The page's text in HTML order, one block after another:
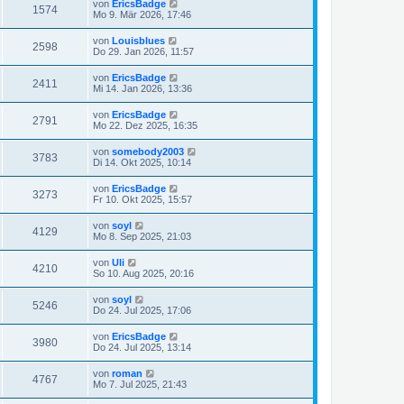
1574 von EricsBadge
Mo 9. Mär 2026, 17:46
2598 von Louisblues
Do 29. Jan 2026, 11:57
2411 von EricsBadge
Mi 14. Jan 2026, 13:36
2791 von EricsBadge
Mo 22. Dez 2025, 16:35
3783 von somebody2003
Di 14. Okt 2025, 10:14
3273 von EricsBadge
Fr 10. Okt 2025, 15:57
4129 von soyl
Mo 8. Sep 2025, 21:03
4210 von Uli
So 10. Aug 2025, 20:16
5246 von soyl
Do 24. Jul 2025, 17:06
3980 von EricsBadge
Do 24. Jul 2025, 13:14
4767 von roman
Mo 7. Jul 2025, 21:43